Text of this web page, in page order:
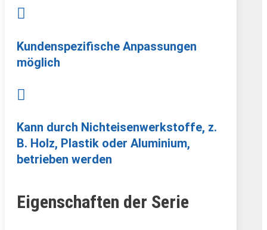

Kundenspezifische Anpassungen
möglich

Kann durch Nichteisenwerkstoffe, z.
B. Holz, Plastik oder Aluminium,
betrieben werden
Eigenschaften der Serie